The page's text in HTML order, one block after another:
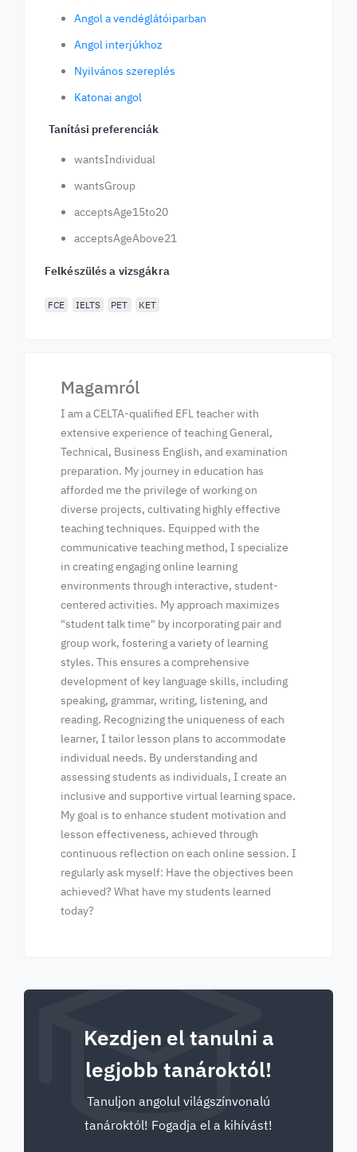
Angol a vendéglátóiparban
Angol interjúkhoz
Nyilvános szereplés
Katonai angol
Tanítási preferenciák
wantsIndividual
wantsGroup
acceptsAge15to20
acceptsAgeAbove21
Felkészülés a vizsgákra
FCE IELTS PET KET
Magamról
I am a CELTA-qualified EFL teacher with
extensive experience of teaching General,
Technical, Business English, and examination
preparation. My journey in education has
afforded me the privilege of working on
diverse projects, cultivating highly effective
teaching techniques. Equipped with the
communicative teaching method, I specialize
in creating engaging online learning
environments through interactive, student-
centered activities. My approach maximizes
"student talk time" by incorporating pair and
group work, fostering a variety of learning
styles. This ensures a comprehensive
development of key language skills, including
speaking, grammar, writing, listening, and
reading. Recognizing the uniqueness of each
learner, I tailor lesson plans to accommodate
individual needs. By understanding and
assessing students as individuals, I create an
inclusive and supportive virtual learning space.
My goal is to enhance student motivation and
lesson effectiveness, achieved through
continuous reflection on each online session. I
regularly ask myself: Have the objectives been
achieved? What have my students learned
today?
Kezdjen el tanulni a
legjobb tanároktól!
Tanuljon angolul világszínvonalú
tanároktól! Fogadja el a kihívást!